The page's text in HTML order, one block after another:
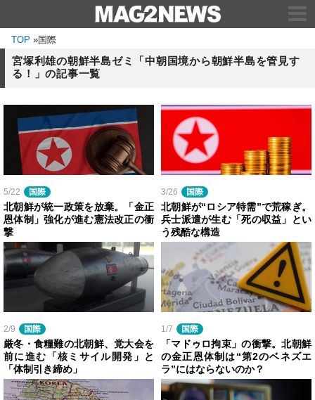
TOP »国際
宮塚利雄の朝鮮半島ゼミ「中朝国境から朝鮮半島を管見す
る！」の記事一覧
5/22 国際
北朝鮮が統一政策を放棄。「金正
恩体制」強化が進む憲法改正の衝
撃
3/26 国際
北朝鮮が“ロシア特需”で荒稼ぎ。
兵士派遣が生む「死の収益」とい
う残酷な構造
2/9 国際
厳冬・食糧難の北朝鮮、党大会を
前に進む「核ミサイル開発」と
「体制引き締め」
1/7 国際
「マドゥロ拘束」の衝撃。北朝鮮
の金正恩体制は“第2のベネズエ
ラ”にはならないのか？